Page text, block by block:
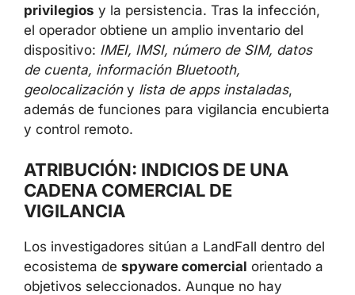
privilegios y la persistencia. Tras la infección,
el operador obtiene un amplio inventario del
dispositivo: IMEI, IMSI, número de SIM, datos
de cuenta, información Bluetooth,
geolocalizacióny lista de apps instaladas,
además de funciones para vigilancia encubierta
y control remoto.
ATRIBUCIÓN: INDICIOS DE UNA
CADENA COMERCIAL DE
VIGILANCIA
Los investigadores sitúan a LandFall dentro del
ecosistema de spyware comercial orientado a
objetivos seleccionados. Aunque no hay